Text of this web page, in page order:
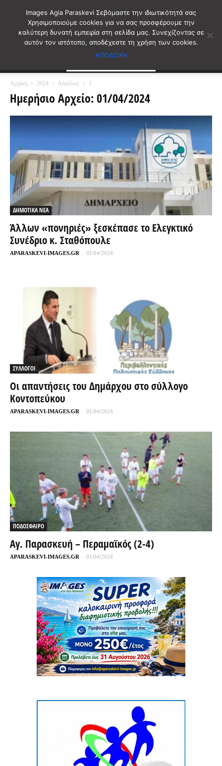
Αρχική 2024 Απρίλιος 1
Ημερήσιο Αρχείο: 01/04/2024
ΔΗΜΟΤΙΚΑ ΝΕΑ
Άλλων «πονηριές» ξεσκέπασε το Ελεγκτικό
Συνέδριο κ. Σταθόπουλε
APARASKEVI-IMAGES.GR - 01/04/2024
ΣΥΛΛΟΓΟΙ
Οι απαντήσεις του Δημάρχου στο σύλλογο
Κοντοπεύκου
APARASKEVI-IMAGES.GR - 01/04/2024
ΠΟΔΟΣΦΑΙΡΟ
Αγ. Παρασκευή – Περαμαϊκός (2-4)
APARASKEVI-IMAGES.GR - 01/04/2024
Images Agia Paraskevi Σεβόμαστε την ιδιωτικότητά σας
Χρησιμοποιούμε cookies για να σας προσφέρουμε την
καλύτερη δυνατή εμπειρία στη σελίδα μας. Συνεχίζοντας σε
αυτόν τον ιστότοπο, αποδέχεστε τη χρήση των cookies.
ΑΠΟΔΟΧΗ